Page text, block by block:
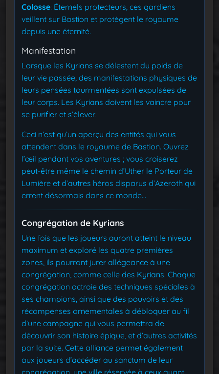
Colosse: Éternels protecteurs, ces gardiens
veillent sur Bastion et protègent le royaume
depuis une éternité.
Manifestation
Lorsque les Kyrians se délestent du poids de
leur vie passée, des manifestations physiques de
leurs pensées tourmentées sont expulsées de
leur corps. Les Kyrians doivent les vaincre pour
se purifier et s’élever.
Ceci n’est qu’un aperçu des entités qui vous
attendent dans le royaume de Bastion. Ouvrez
l’œil pendant vos aventures ; vous croiserez
peut-être même le chemin d’Uther le Porteur de
Lumière et d’autres héros disparus d’Azeroth qui
errent désormais dans ce monde…
Congrégation de Kyrians
Une fois que les joueurs auront atteint le niveau
maximum et exploré les quatre premières
zones, ils pourront jurer allégeance à une
congrégation, comme celle des Kyrians. Chaque
congrégation octroie des techniques spéciales à
ses champions, ainsi que des pouvoirs et des
récompenses ornementales à débloquer au fil
d’une campagne qui vous permettra de
découvrir son histoire épique, et d’autres activités
par la suite. Cette alliance permet également
aux joueurs d’accéder au sanctum de leur
congrégation, une ville réservée à ceux ayant